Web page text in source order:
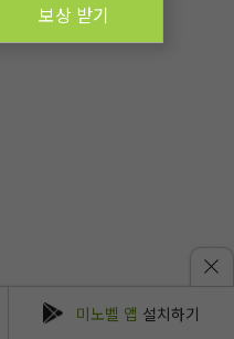
보상 받기
미노벨 앱 설치하기